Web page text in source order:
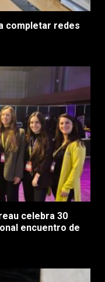
completar redes
celebra 30
encuentro de